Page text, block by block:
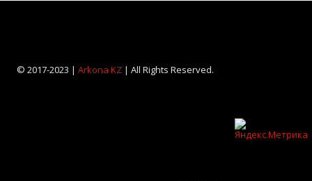
© 2017-2023 | Arkona KZ| All Rights Reserved.